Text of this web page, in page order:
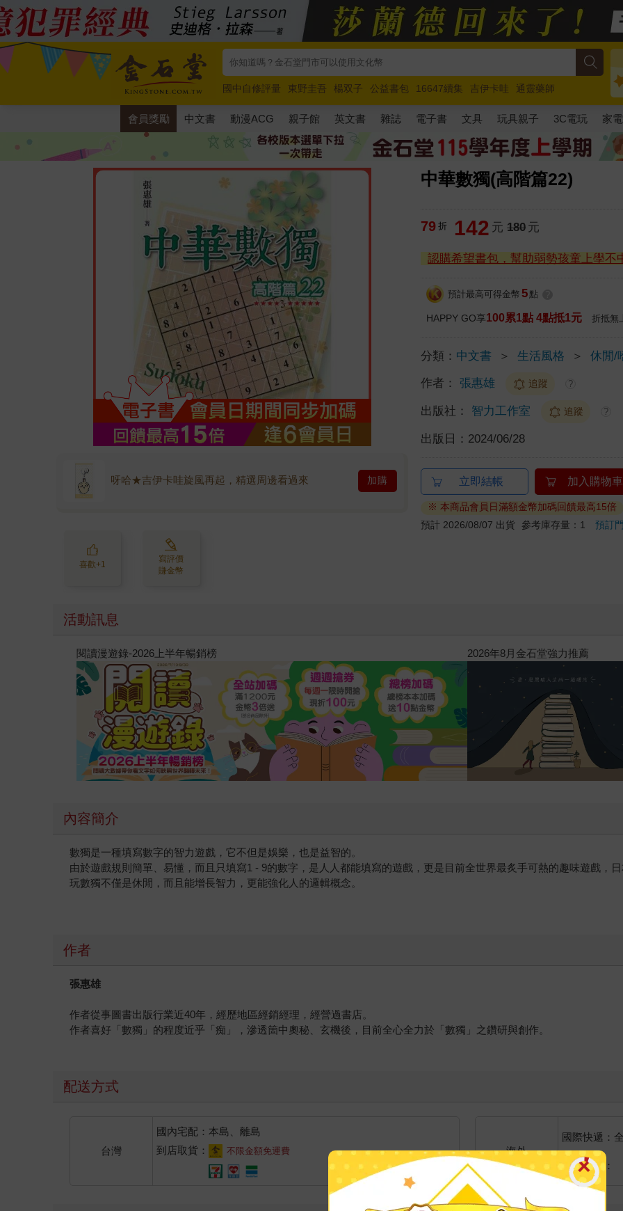
國中自修評量 東野圭吾 楊双子 公益書包 16647續集 吉伊卡哇
通靈藥師
唯紅花綻放
奧德賽 路邊攤新作 馬斯克 玩具總動員5 超慢跑
會員獎勵 中文書 動漫ACG 親子館 英文書 雜誌 電子書 文具 玩具親子 3C電玩 家電
中華數獨(高階篇22)
呀哈★吉伊卡哇旋風再起，精選周邊看過來 加購
喜歡+1
寫評價
賺金幣
79 折 142 元 180 元
認購希望書包，幫助弱勢孩童上學不
預計最高可得金幣 5 點
HAPPY GO享100累1點 4點抵1元 折抵無
分類： 中文書 ＞ 生活風格 ＞ 休閒/
作者： 張惠雄 追蹤 ?
出版社： 智力工作室 追蹤 ?
出版日： 2024/06/28
立即結帳 加入購物車
※ 本商品會員日滿額金幣加碼回饋最高15倍
預計 2026/08/07 出貨 參考庫存量：1預訂
活動訊息
閱讀漫遊錄-2026上半年暢銷榜 2026年8月金石堂強力推薦
內容簡介
數獨是一種填寫數字的智力遊戲，它不但是娛樂，也是益智的。
由於遊戲規則簡單、易懂，而且只填寫1 - 9的數字，是人人都能填寫的遊戲，更是目前全世界最炙手可熱的趣味遊戲，
玩數獨不僅是休閒，而且能增長智力，更能強化人的邏輯概念。
作者
張惠雄
作者從事圖書出版行業近40年，經歷地區經銷經理，經營過書店。
作者喜好「數獨」的程度近乎「痴」，滲透箇中奧秘、玄機後，目前全心全力於「數獨」之鑽研與創作。
配送方式
台灣
國內宅配：本島、離島
到店取貨：
不限金額免運費 海外
國際快遞：
港澳店取：